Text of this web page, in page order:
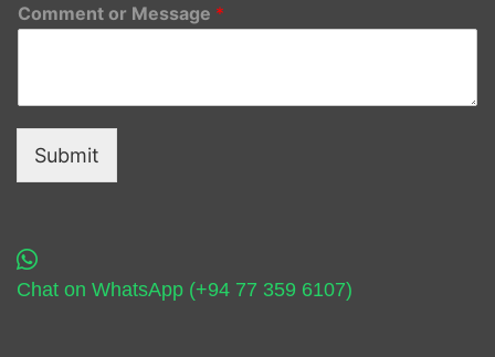
Comment or Message *
Submit
Chat on WhatsApp (+94 77 359 6107)